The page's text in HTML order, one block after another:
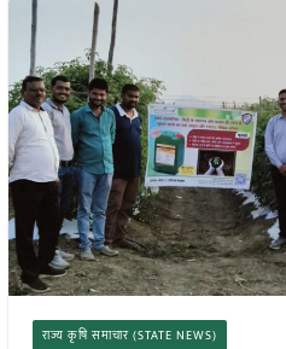
राज्य कृषि समाचार (STATE NEWS)